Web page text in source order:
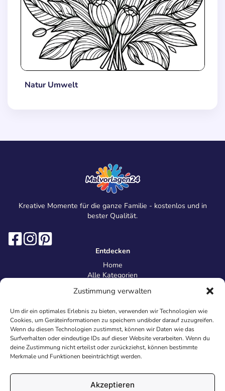
Zustimmung verwalten
Um dir ein optimales Erlebnis zu bieten, verwenden wir Technologien wie
Cookies, um Geräteinformationen zu speichern und/oder darauf zuzugreifen.
Wenn du diesen Technologien zustimmst, können wir Daten wie das
Surfverhalten oder eindeutige IDs auf dieser Website verarbeiten. Wenn du
deine Zustimmung nicht erteilst oder zurückziehst, können bestimmte
Merkmale und Funktionen beeinträchtigt werden.
Akzeptieren
Natur Umwelt
Kreative Momente für die ganze Familie - kostenlos und in
bester Qualität.
Entdecken
Home
Alle Kategorien
Information
Über uns
Kontakt
Inhaltsrichtlinien
Recht & Datenschutz
Impressum
AGB
Cookies